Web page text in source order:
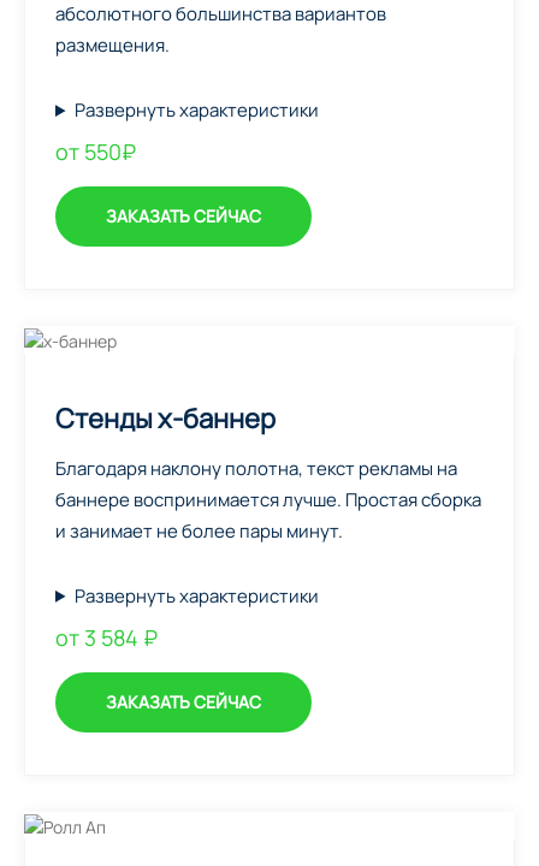
абсолютного большинства вариантов
размещения.
Развернуть характеристики
от 550₽
ЗАКАЗАТЬ СЕЙЧАС
Стенды х-баннер
Благодаря наклону полотна, текст рекламы на
баннере воспринимается лучше. Простая сборка
и занимает не более пары минут.
Развернуть характеристики
от 3 584 ₽
ЗАКАЗАТЬ СЕЙЧАС